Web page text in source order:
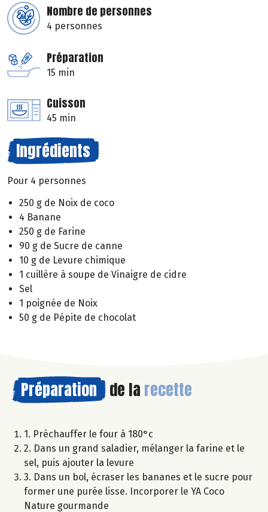
Nombre de personnes
4 personnes
Préparation
15 min
Cuisson
45 min
Ingrédients
Pour 4 personnes
250 g de Noix de coco
4 Banane
250 g de Farine
90 g de Sucre de canne
10 g de Levure chimique
1 cuillère à soupe de Vinaigre de cidre
Sel
1 poignée de Noix
50 g de Pépite de chocolat
Préparation de la recette
1. Préchauffer le four à 180°c
2. Dans un grand saladier, mélanger la farine et le
sel, puis ajouter la levure
3. Dans un bol, écraser les bananes et le sucre pour
former une purée lisse. Incorporer le YA Coco
Nature gourmande